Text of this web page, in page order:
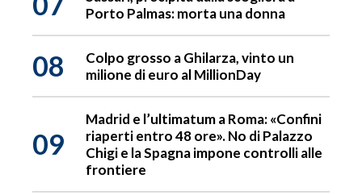
Porto Palmas: morta una donna
08
Colpo grosso a Ghilarza, vinto un
milione di euro al MillionDay
09
Madrid e l’ultimatum a Roma: «Confini
riaperti entro 48 ore». No di Palazzo
Chigi e la Spagna impone controlli alle
frontiere